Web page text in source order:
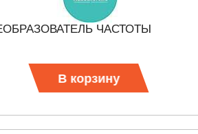
ЧАСТОТЫ
В корзину